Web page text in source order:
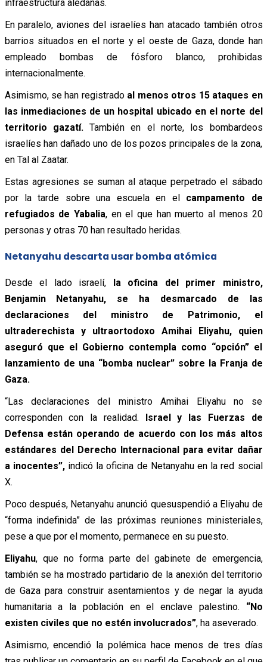
infraestructura aledañas.
En paralelo, aviones del israelíes han atacado también otros
barrios situados en el norte y el oeste de Gaza, donde han
empleado bombas de fósforo blanco, prohibidas
internacionalmente.
Asimismo, se han registrado al menos otros 15 ataques en
las inmediaciones de un hospital ubicado en el norte del
territorio gazatí. También en el norte, los bombardeos
israelíes han dañado uno de los pozos principales de la zona,
en Tal al Zaatar.
Estas agresiones se suman al ataque perpetrado el sábado
por la tarde sobre una escuela en el campamento de
refugiados de Yabalia, en el que han muerto al menos 20
personas y otras 70 han resultado heridas.
Netanyahu descarta usar bomba atómica
Desde el lado israelí, la oficina del primer ministro,
Benjamin Netanyahu, se ha desmarcado de las
declaraciones del ministro de Patrimonio, el
ultraderechista y ultraortodoxo Amihai Eliyahu, quien
aseguró que el Gobierno contempla como “opción” el
lanzamiento de una “bomba nuclear” sobre la Franja de
Gaza.
“Las declaraciones del ministro Amihai Eliyahu no se
corresponden con la realidad. Israel y las Fuerzas de
Defensa están operando de acuerdo con los más altos
estándares del Derecho Internacional para evitar dañar
a inocentes”,indicó la oficina de Netanyahu en la red social
X.
Poco después, Netanyahu anunció quesuspendió a Eliyahu de
“forma indefinida” de las próximas reuniones ministeriales,
pese a que por el momento, permanece en su puesto.
Eliyahu, que no forma parte del gabinete de emergencia,
también se ha mostrado partidario de la anexión del territorio
de Gaza para construir asentamientos y de negar la ayuda
humanitaria a la población en el enclave palestino. “No
existen civiles que no estén involucrados”, ha aseverado.
Asimismo, encendió la polémica hace menos de tres días